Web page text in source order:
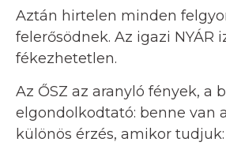
Aztán hirtelen minden
felerősödnek. Az igazi
fékezhetetlen.
Az ŐSZ az aranyló fények, a
elgondolkodtató: benne van
különös érzés, amikor